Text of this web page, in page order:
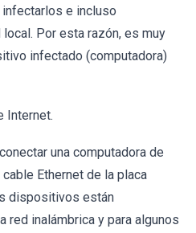
e incluso
Por esta razón, es muy
infectado (computadora)
Internet.
una computadora de
Ethernet de la placa
dispositivos están
red inalámbrica y para algunos